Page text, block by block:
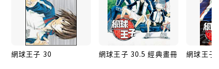
網球王子 30 網球王子 30.5 經典畫冊 網球王子